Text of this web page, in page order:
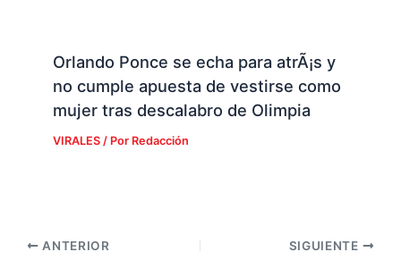
Orlando Ponce se echa para atrÃ¡s y
no cumple apuesta de vestirse como
mujer tras descalabro de Olimpia
VIRALES/ Por Redacción
ANTERIOR SIGUIENTE